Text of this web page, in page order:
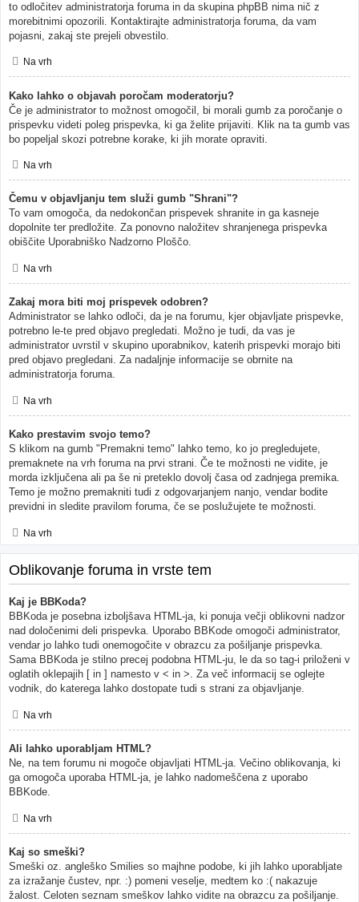
to odločitev administratorja foruma in da skupina phpBB nima nič z
morebitnimi opozorili. Kontaktirajte administratorja foruma, da vam
pojasni, zakaj ste prejeli obvestilo.
Na vrh
Kako lahko o objavah poročam moderatorju?
Če je administrator to možnost omogočil, bi morali gumb za poročanje o
prispevku videti poleg prispevka, ki ga želite prijaviti. Klik na ta gumb vas
bo popeljal skozi potrebne korake, ki jih morate opraviti.
Na vrh
Čemu v objavljanju tem služi gumb "Shrani"?
To vam omogoča, da nedokončan prispevek shranite in ga kasneje
dopolnite ter predložite. Za ponovno naložitev shranjenega prispevka
obiščite Uporabniško Nadzorno Ploščo.
Na vrh
Zakaj mora biti moj prispevek odobren?
Administrator se lahko odloči, da je na forumu, kjer objavljate prispevke,
potrebno le-te pred objavo pregledati. Možno je tudi, da vas je
administrator uvrstil v skupino uporabnikov, katerih prispevki morajo biti
pred objavo pregledani. Za nadaljnje informacije se obrnite na
administratorja foruma.
Na vrh
Kako prestavim svojo temo?
S klikom na gumb "Premakni temo" lahko temo, ko jo pregledujete,
premaknete na vrh foruma na prvi strani. Če te možnosti ne vidite, je
morda izključena ali pa še ni preteklo dovolj časa od zadnjega premika.
Temo je možno premakniti tudi z odgovarjanjem nanjo, vendar bodite
previdni in sledite pravilom foruma, če se poslužujete te možnosti.
Na vrh
Oblikovanje foruma in vrste tem
Kaj je BBKoda?
BBKoda je posebna izboljšava HTML-ja, ki ponuja večji oblikovni nadzor
nad določenimi deli prispevka. Uporabo BBKode omogoči administrator,
vendar jo lahko tudi onemogočite v obrazcu za pošiljanje prispevka.
Sama BBKoda je stilno precej podobna HTML-ju, le da so tag-i priloženi v
oglatih oklepajih [ in ] namesto v < in >. Za več informacij se oglejte
vodnik, do katerega lahko dostopate tudi s strani za objavljanje.
Na vrh
Ali lahko uporabljam HTML?
Ne, na tem forumu ni mogoče objavljati HTML-ja. Večino oblikovanja, ki
ga omogoča uporaba HTML-ja, je lahko nadomeščena z uporabo
BBKode.
Na vrh
Kaj so smeški?
Smeški oz. angleško Smilies so majhne podobe, ki jih lahko uporabljate
za izražanje čustev, npr. :) pomeni veselje, medtem ko :( nakazuje
žalost. Celoten seznam smeškov lahko vidite na obrazcu za pošiljanje.